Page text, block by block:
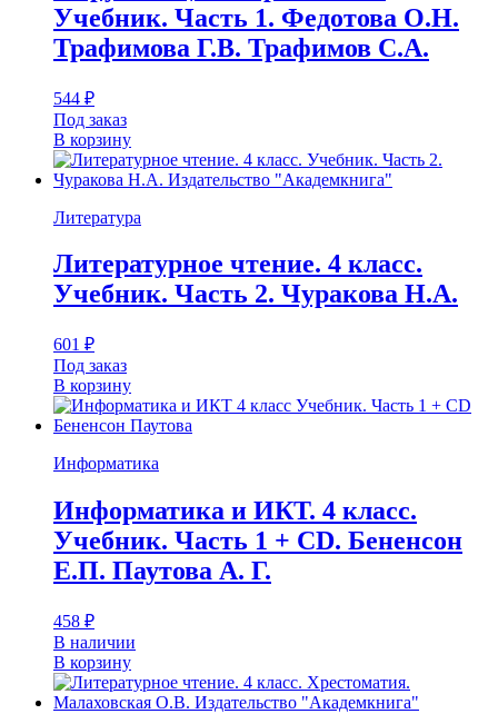
Учебник. Часть 1. Федотова О.Н.
Трафимова Г.В. Трафимов С.А.
544 ₽
Под заказ
В корзину
Литература
Литературное чтение. 4 класс.
Учебник. Часть 2. Чуракова Н.А.
601 ₽
Под заказ
В корзину
Информатика
Информатика и ИКТ. 4 класс.
Учебник. Часть 1 + CD. Бененсон
Е.П. Паутова А. Г.
458 ₽
В наличии
В корзину